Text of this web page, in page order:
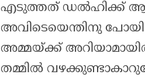
എടുത്തത് ഡൽഹിക്ക്
അവിടെയെന്തിനു
അമ്മയ്ക്ക്
തമ്മിൽ